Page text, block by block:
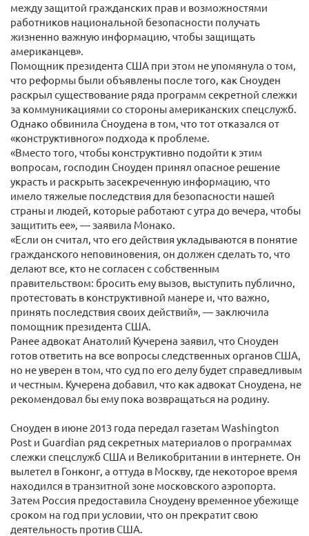
между защитой гражданских прав и возможностями
работников национальной безопасности получать
жизненно важную информацию, чтобы защищать
американцев».
Помощник президента США при этом не упомянула о том,
что реформы были объявлены после того, как Сноуден
раскрыл существование ряда программ секретной слежки
за коммуникациями со стороны американских спецслужб.
Однако обвинила Сноудена в том, что тот отказался от
«конструктивного» подхода к проблеме.
«Вместо того, чтобы конструктивно подойти к этим
вопросам, господин Сноуден принял опасное решение
украсть и раскрыть засекреченную информацию, что
имело тяжелые последствия для безопасности нашей
страны и людей, которые работают с утра до вечера, чтобы
защитить ее», — заявила Монако.
«Если он считал, что его действия укладываются в понятие
гражданского неповиновения, он должен сделать то, что
делают все, кто не согласен с собственным
правительством: бросить ему вызов, выступить публично,
протестовать в конструктивной манере и, что важно,
принять последствия своих действий», — заключила
помощник президента США.
Ранее адвокат Анатолий Кучерена заявил, что Сноуден
готов ответить на все вопросы следственных органов США,
но не уверен в том, что суд по его делу будет справедливым
и честным. Кучерена добавил, что как адвокат Сноудена, не
рекомендовал бы ему пока возвращаться на родину.
Сноуден в июне 2013 года передал газетам Washington
Post и Guardian ряд секретных материалов о программах
слежки спецслужб США и Великобритании в интернете. Он
вылетел в Гонконг, а оттуда в Москву, где некоторое время
находился в транзитной зоне московского аэропорта.
Затем Россия предоставила Сноудену временное убежище
сроком на год при условии, что он прекратит свою
деятельность против США.